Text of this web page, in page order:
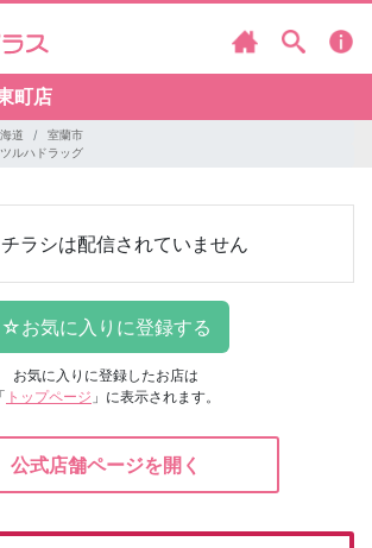
町店
道
室蘭市
ツルハドラッグ
ラシは配信されていません
お気に入りに登録したお店は
「 トップページ 」に表示されます。
公式店舗ページを開く